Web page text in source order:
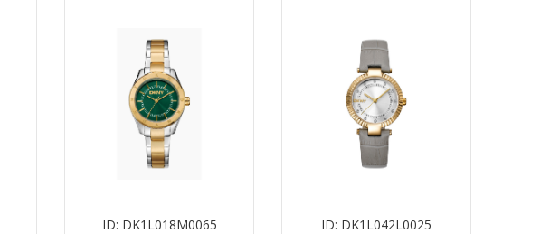
ID: DK1L018M0065 ID: DK1L042L0025